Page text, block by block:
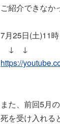
ご紹介できなか
7月25日(土)11
↓ ↓
https://
また、前回5月
死を受け入れる